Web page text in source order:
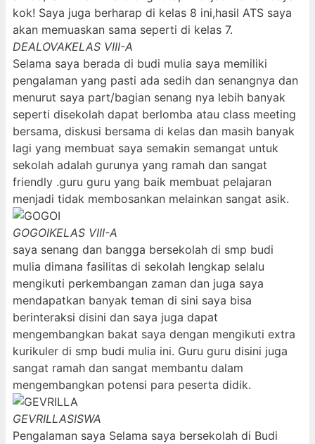
kok! Saya juga berharap di kelas 8 ini,hasil ATS saya
akan memuaskan sama seperti di kelas 7.
DEALOVAKELAS VIII-A
Selama saya berada di budi mulia saya memiliki
pengalaman yang pasti ada sedih dan senangnya dan
menurut saya part/bagian senang nya lebih banyak
seperti disekolah dapat berlomba atau class meeting
bersama, diskusi bersama di kelas dan masih banyak
lagi yang membuat saya semakin semangat untuk
sekolah adalah gurunya yang ramah dan sangat
friendly .guru guru yang baik membuat pelajaran
menjadi tidak membosankan melainkan sangat asik.
GOGOIKELAS VIII-A
saya senang dan bangga bersekolah di smp budi
mulia dimana fasilitas di sekolah lengkap selalu
mengikuti perkembangan zaman dan juga saya
mendapatkan banyak teman di sini saya bisa
berinteraksi disini dan saya juga dapat
mengembangkan bakat saya dengan mengikuti extra
kurikuler di smp budi mulia ini. Guru guru disini juga
sangat ramah dan sangat membantu dalam
mengembangkan potensi para peserta didik.
GEVRILLASISWA
Pengalaman saya Selama saya bersekolah di Budi